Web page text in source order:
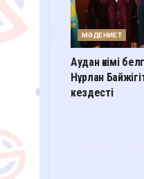
МӘДЕНИЕТ
Аудан әкімі
Нұрлан
кездесті